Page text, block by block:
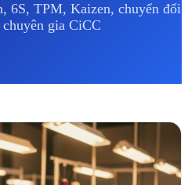
6S, TPM, Kaizen, chuyển đổi
gia CiCC